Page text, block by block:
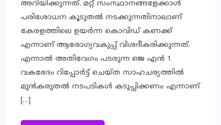
അറിയിക്കുന്നത്. മറ്റ് സംസ്ഥാനങ്ങളേക്കാള്‍
പരിശോധന കൂടുതല്‍ നടക്കുന്നതിനാലാണ്
കേരളത്തിലെ ഉയര്‍ന്ന കൊവിഡ് കണക്ക്
എന്നാണ് ആരോഗ്യവകുപ്പ് വിശദീകരിക്കുന്നത്.
എന്നാല്‍ അതിവേഗം പടരുന്ന ജെ എന്‍ 1
വകഭേദം റിപ്പോര്‍ട്ട് ചെയ്ത സാഹചര്യത്തില്‍
മുന്‍കരുതല്‍ നടപടികള്‍ കടുപ്പിക്കണം എന്നാണ്
[…]